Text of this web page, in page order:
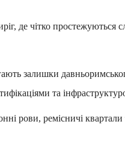
де чітко простежуються
залишки
та
рови, ремісничі